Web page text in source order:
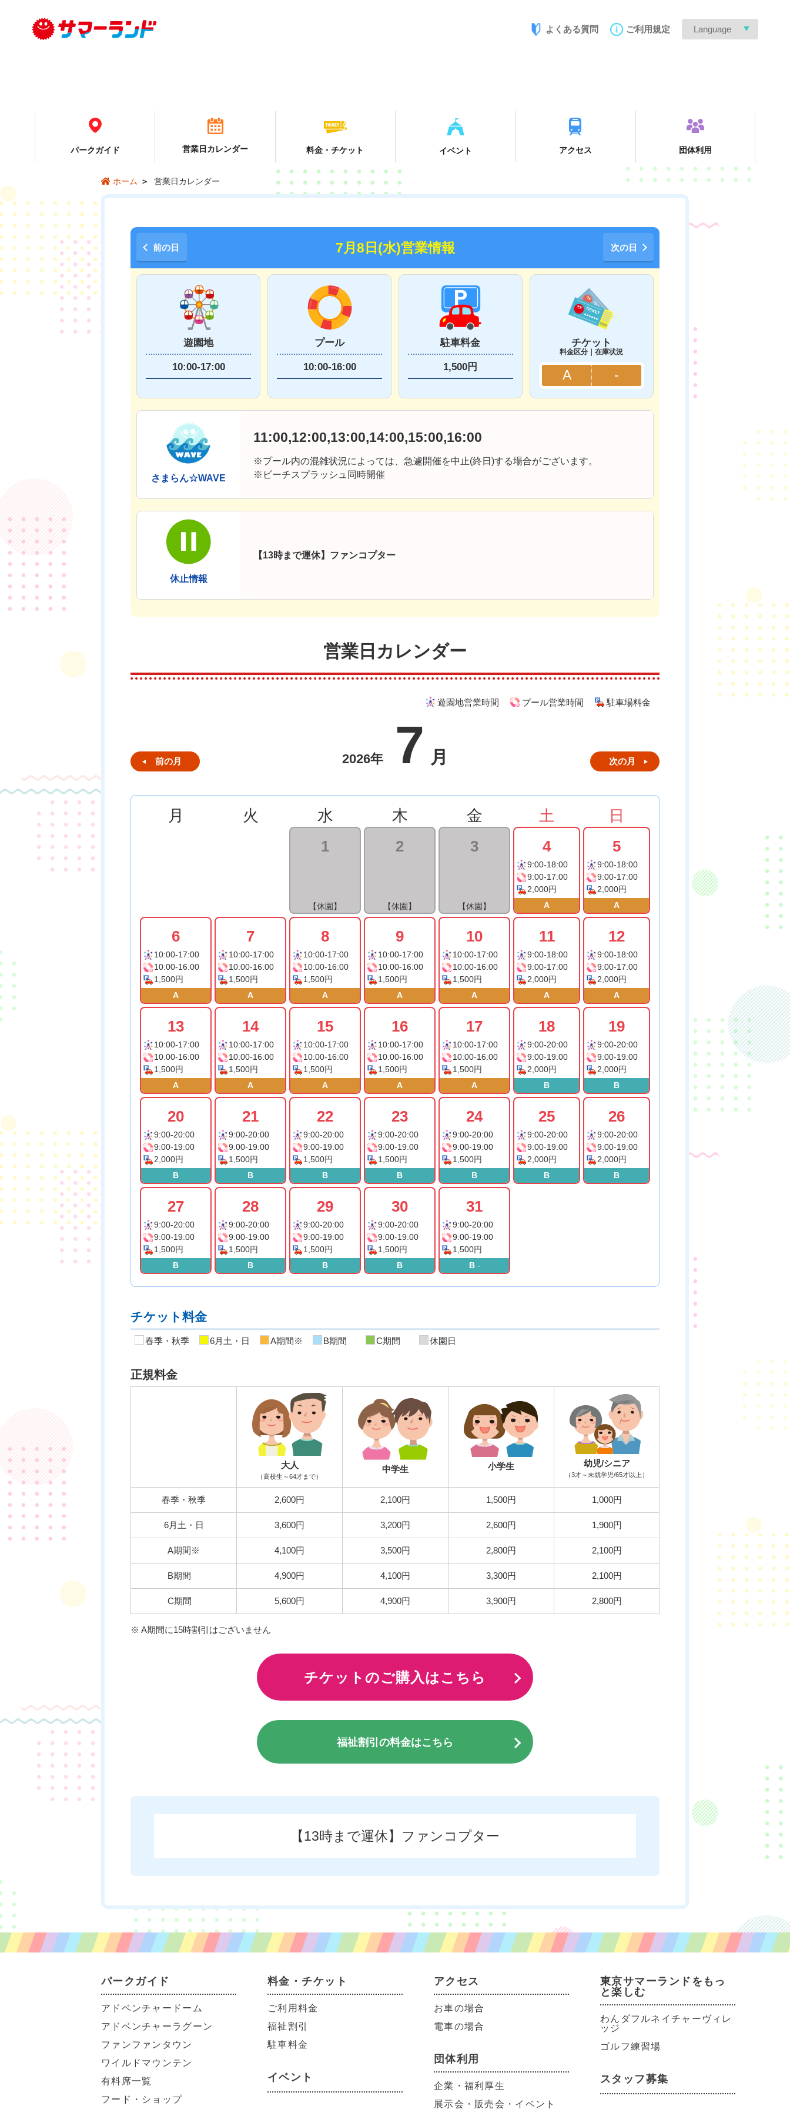
よくある質問 ご利用規定 Language
パークガイド 営業日カレンダー 料金・チケット イベント アクセス 団体利用
ホーム 営業日カレンダー
7月8日(水)営業情報
遊園地
10:00-17:00
プール
10:00-16:00
駐車料金
1,500円
チケット
料金区分｜在庫状況
A -
さまらん☆WAVE
11:00,12:00,13:00,14:00,15:00,16:00
※プール内の混雑状況によっては、急遽開催を中止(終日)する場合がございます。
※ビーチスプラッシュ同時開催
休止情報
【13時まで運休】ファンコプター
営業日カレンダー
遊園地営業時間 プール営業時間 駐車場料金
前の月 2026年 7 月 次の月
月 火 水 木 金 土
日
1
【休園】
2
【休園】
3
【休園】
4
9:00-18:00
9:00-17:00
2,000円
A
5
9:00-18:00
9:00-17:00
2,000円
A
6
10:00-17:00
10:00-16:00
1,500円
A
7
10:00-17:00
10:00-16:00
1,500円
A
8
10:00-17:00
10:00-16:00
1,500円
A
9
10:00-17:00
10:00-16:00
1,500円
A
10
10:00-17:00
10:00-16:00
1,500円
A
11
9:00-18:00
9:00-17:00
2,000円
A
12
9:00-18:00
9:00-17:00
2,000円
A
13
10:00-17:00
10:00-16:00
1,500円
A
14
10:00-17:00
10:00-16:00
1,500円
A
15
10:00-17:00
10:00-16:00
1,500円
A
16
10:00-17:00
10:00-16:00
1,500円
A
17
10:00-17:00
10:00-16:00
1,500円
A
18
9:00-20:00
9:00-19:00
2,000円
B
19
9:00-20:00
9:00-19:00
2,000円
B
20
9:00-20:00
9:00-19:00
2,000円
B
21
9:00-20:00
9:00-19:00
1,500円
B
22
9:00-20:00
9:00-19:00
1,500円
B
23
9:00-20:00
9:00-19:00
1,500円
B
24
9:00-20:00
9:00-19:00
1,500円
B
25
9:00-20:00
9:00-19:00
2,000円
B
26
9:00-20:00
9:00-19:00
2,000円
B
27
9:00-20:00
9:00-19:00
1,500円
B
28
9:00-20:00
9:00-19:00
1,500円
B
29
9:00-20:00
9:00-19:00
1,500円
B
30
9:00-20:00
9:00-19:00
1,500円
B
31
9:00-20:00
9:00-19:00
1,500円
B -
チケット料金
春季・秋季 6月土・日 A期間※ B期間 C期間 休園日
正規料金
大人
（高校生～64才まで）
中学生 小学生 幼児/シニア
（3才～未就学児/65才以上）
春季・秋季 2,600円 2,100円 1,500円 1,000円
6月土・日 3,600円 3,200円 2,600円 1,900円
A期間※ 4,100円 3,500円 2,800円 2,100円
B期間 4,900円 4,100円 3,300円 2,100円
C期間 5,600円 4,900円 3,900円 2,800円
※ A期間に15時割引はございません
チケットのご購入はこちら
福祉割引の料金はこちら
【13時まで運休】ファンコプター
パークガイド
アドベンチャードーム
アドベンチャーラグーン
ファンファンタウン
ワイルドマウンテン
有料席一覧
フード・ショップ
料金・チケット
ご利用料金
福祉割引
駐車料金
イベント
アクセス
お車の場合
電車の場合
団体利用
企業・福利厚生
展示会・販売会・イベント
東京サマーランドをもっ
と楽しむ
わんダフルネイチャーヴィレ
ッジ
ゴルフ練習場
スタッフ募集